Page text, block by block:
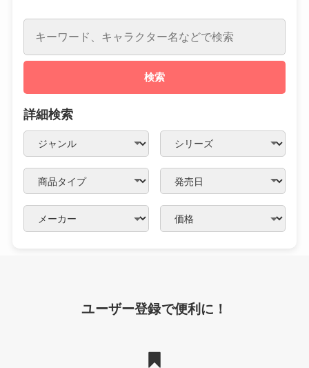
検索
詳細検索
ユーザー登録で便利に！